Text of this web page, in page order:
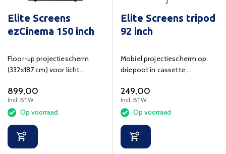
Elite Screens
ezCinema 150 inch
Floor-up projectiescherm
(332x187 cm) voor licht
telescoopstang.
899,00
Incl. BTW
Op voorraad
Elite Screens tripod
92 inch
Mobiel projectiescherm op
driepoot in cassette,
249,00
Incl. BTW
Op voorraad